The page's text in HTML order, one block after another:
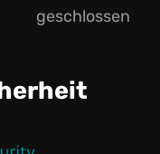
geschlossen